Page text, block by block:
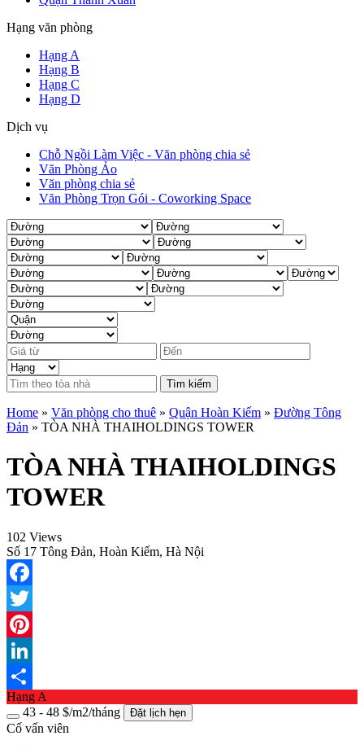
Hạng văn phòng
Hạng A
Hạng B
Hạng C
Hạng D
Dịch vụ
Chỗ Ngồi Làm Việc - Văn phòng chia sẻ
Văn Phòng Ảo
Văn phòng chia sẻ
Văn Phòng Trọn Gói - Coworking Space
Tìm kiếm
Home » Văn phòng cho thuê » Quận Hoàn Kiếm » Đường Tông
Đản » TÒA NHÀ THAIHOLDINGS TOWER
TÒA NHÀ THAIHOLDINGS
TOWER
102 Views
Số 17 Tông Đản, Hoàn Kiếm, Hà Nội
Facebook
Twitter
Pinterest
LinkedIn
Share
Hạng A
43 - 48 $/m2/tháng
Đặt lịch hẹn
Cố vấn viên